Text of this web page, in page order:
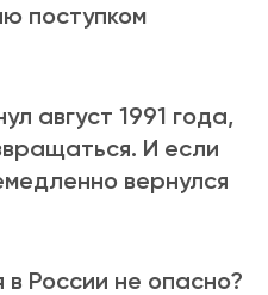
поступком
август 1991 года,
И если
вернулся
в России не опасно?